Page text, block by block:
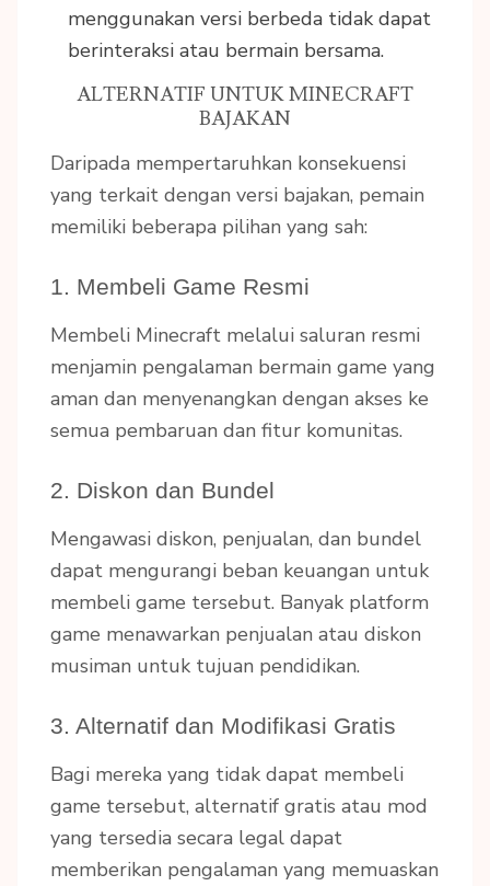
menggunakan versi berbeda tidak dapat
berinteraksi atau bermain bersama.
ALTERNATIF UNTUK MINECRAFT
BAJAKAN
Daripada mempertaruhkan konsekuensi
yang terkait dengan versi bajakan, pemain
memiliki beberapa pilihan yang sah:
1. Membeli Game Resmi
Membeli Minecraft melalui saluran resmi
menjamin pengalaman bermain game yang
aman dan menyenangkan dengan akses ke
semua pembaruan dan fitur komunitas.
2. Diskon dan Bundel
Mengawasi diskon, penjualan, dan bundel
dapat mengurangi beban keuangan untuk
membeli game tersebut. Banyak platform
game menawarkan penjualan atau diskon
musiman untuk tujuan pendidikan.
3. Alternatif dan Modifikasi Gratis
Bagi mereka yang tidak dapat membeli
game tersebut, alternatif gratis atau mod
yang tersedia secara legal dapat
memberikan pengalaman yang memuaskan